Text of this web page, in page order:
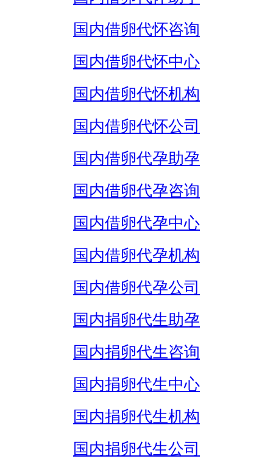
国内借卵代怀咨询
国内借卵代怀中心
国内借卵代怀机构
国内借卵代怀公司
国内借卵代孕助孕
国内借卵代孕咨询
国内借卵代孕中心
国内借卵代孕机构
国内借卵代孕公司
国内捐卵代生助孕
国内捐卵代生咨询
国内捐卵代生中心
国内捐卵代生机构
国内捐卵代生公司